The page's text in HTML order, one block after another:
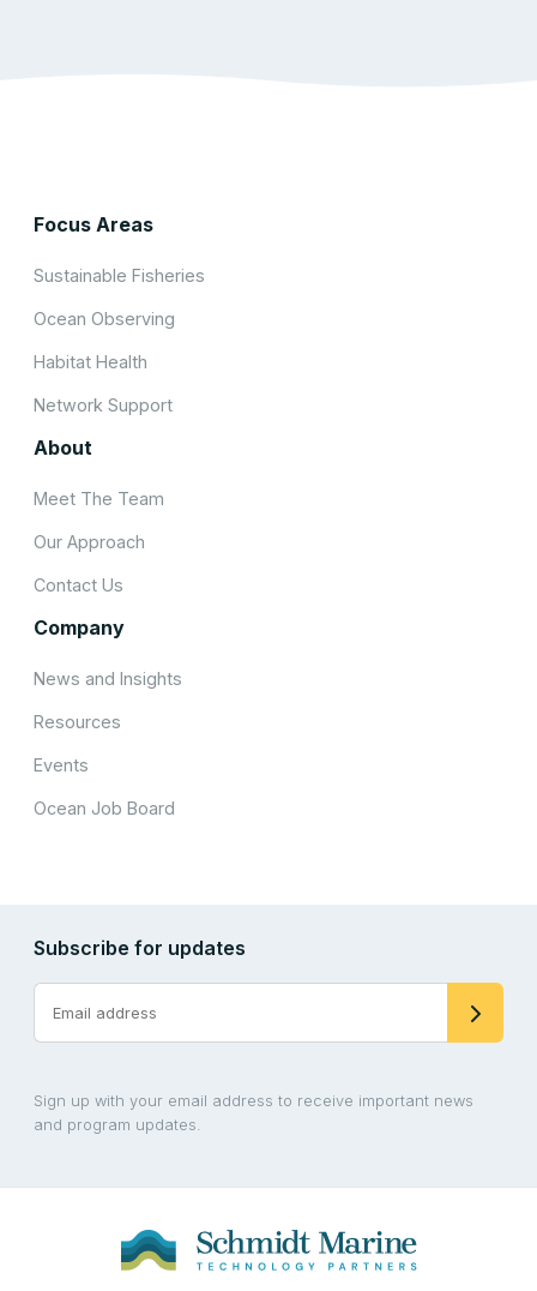
Focus Areas
Sustainable Fisheries
Ocean Observing
Habitat Health
Network Support
About
Meet The Team
Our Approach
Contact Us
Company
News and Insights
Resources
Events
Ocean Job Board
Subscribe for updates
Sign up with your email address to receive important news
and program updates.